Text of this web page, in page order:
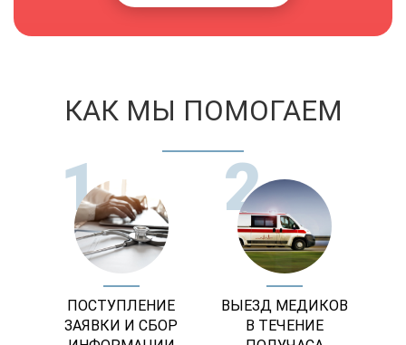
КАК МЫ ПОМОГАЕМ
1
ПОСТУПЛЕНИЕ
ЗАЯВКИ И СБОР
2
ВЫЕЗД МЕДИКОВ
В ТЕЧЕНИЕ